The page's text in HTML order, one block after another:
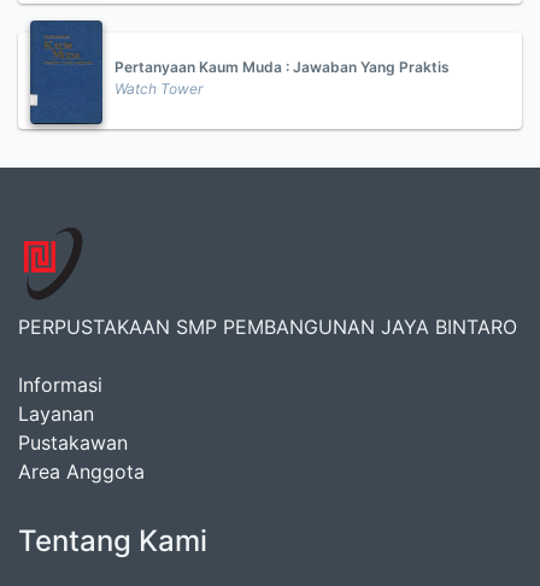
Pertanyaan Kaum Muda : Jawaban Yang Praktis
Watch Tower
PERPUSTAKAAN SMP PEMBANGUNAN JAYA BINTARO
Informasi
Layanan
Pustakawan
Area Anggota
Tentang Kami